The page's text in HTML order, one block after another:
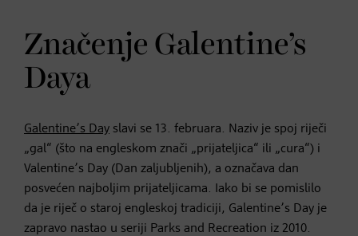
Značenje Galentine’s
Daya
Galentine’s Day slavi se 13. februara. Naziv je spoj riječi
„gal“ (što na engleskom znači „prijateljica“ ili „cura“) i
Valentine’s Day (Dan zaljubljenih), a označava dan
posvećen najboljim prijateljicama. Iako bi se pomislilo
da je riječ o staroj engleskoj tradiciji, Galentine’s Day je
zapravo nastao u seriji Parks and Recreation iz 2010.